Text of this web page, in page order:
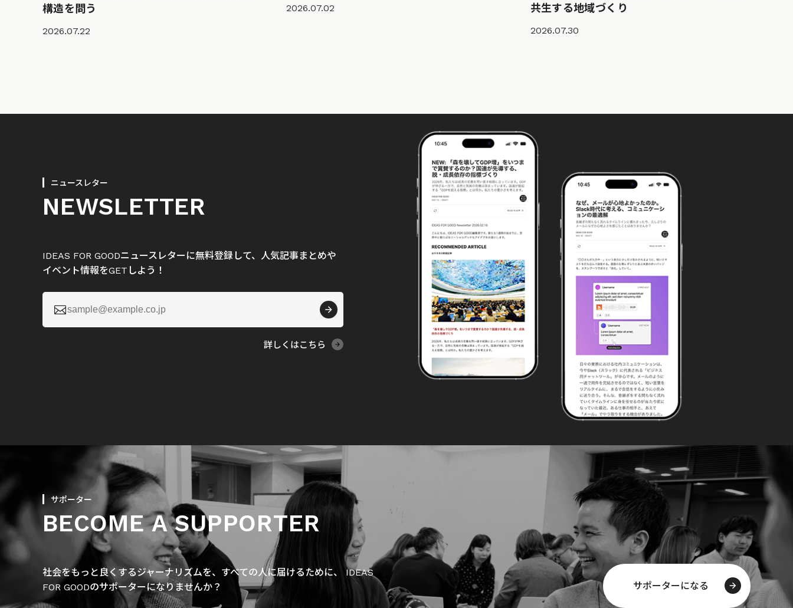
構造を問う
2026.07.22
2026.07.02
共生する地域づくり
2026.07.30
ニュースレター
NEWSLETTER
IDEAS FOR GOODニュースレターに無料登録して、人気記事まとめや
イベント情報をGETしよう！

詳しくはこちら
サポーター
BECOME A SUPPORTER
社会をもっと良くするジャーナリズムを、すべての人に届けるために、 IDEAS
FOR GOODのサポーターになりませんか？
サポーターになる